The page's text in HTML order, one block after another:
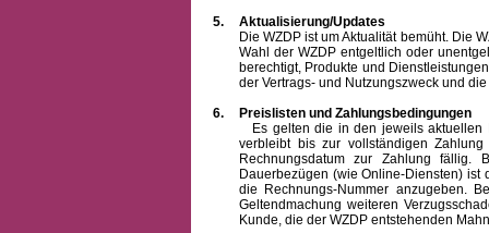
5.
Aktualisierung/Updates
Die WZDP ist um Aktualität bemüht. Die
Wahl der WZDP entgeltlich oder
berechtigt, Produkte und
der Vertrags- und Nutzungszweck und
6.
Preislisten und Zahlungsbedingungen
Es gelten die in den jeweils aktuellen
verbleibt bis zur vollständigen
Rechnungsdatum zur Zahlung fällig.
Dauerbezügen (wie Online-Diensten)
die Rechnungs-Nummer anzugeben.
Geltendmachung weiteren
Kunde, die der WZDP entstehenden